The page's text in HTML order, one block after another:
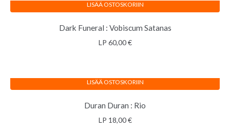
Dark Funeral : Vobiscum Satanas
LP 60,00€
LISÄÄ OSTOSKORIIN
Duran Duran : Rio
LP 18,00€
LISÄÄ OSTOSKORIIN